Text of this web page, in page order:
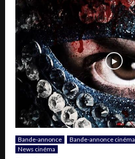
Bande-annonce Bande-annonce cinéma
News cinéma